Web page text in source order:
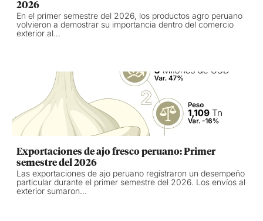
2026
En el primer semestre del 2026, los productos agro peruano
volvieron a demostrar su importancia dentro del comercio
exterior al...
Exportaciones de ajo fresco peruano: Primer
semestre del 2026
Las exportaciones de ajo peruano registraron un desempeño
particular durante el primer semestre del 2026. Los envíos al
exterior sumaron...